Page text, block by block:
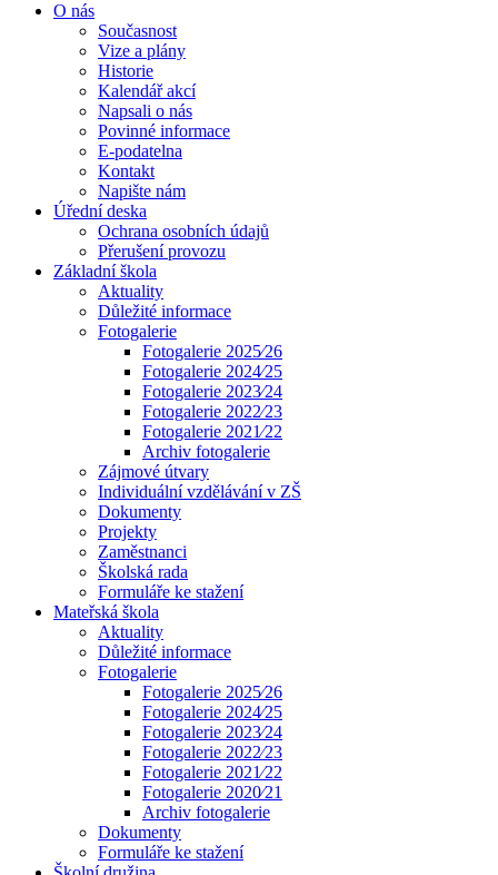
O nás
Současnost
Vize a plány
Historie
Kalendář akcí
Napsali o nás
Povinné informace
E-podatelna
Kontakt
Napište nám
Úřední deska
Ochrana osobních údajů
Přerušení provozu
Základní škola
Aktuality
Důležité informace
Fotogalerie
Fotogalerie 2025⁄26
Fotogalerie 2024⁄25
Fotogalerie 2023⁄24
Fotogalerie 2022⁄23
Fotogalerie 2021⁄22
Archiv fotogalerie
Zájmové útvary
Individuální vzdělávání v ZŠ
Dokumenty
Projekty
Zaměstnanci
Školská rada
Formuláře ke stažení
Mateřská škola
Aktuality
Důležité informace
Fotogalerie
Fotogalerie 2025⁄26
Fotogalerie 2024⁄25
Fotogalerie 2023⁄24
Fotogalerie 2022⁄23
Fotogalerie 2021⁄22
Fotogalerie 2020⁄21
Archiv fotogalerie
Dokumenty
Formuláře ke stažení